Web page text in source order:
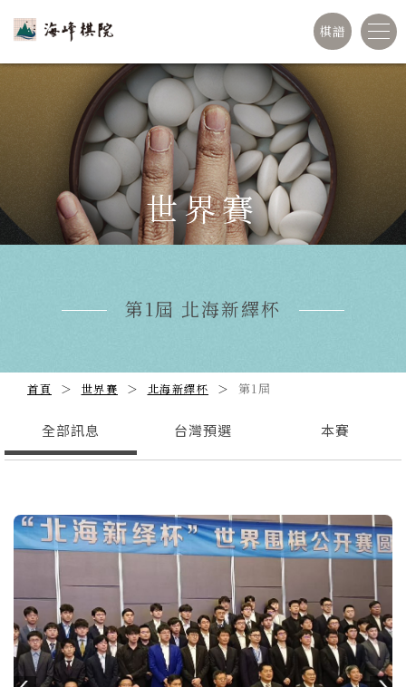
棋譜
世界賽
第1屆 北海新繹杯
首頁 世界賽 北海新繹杯 第1屆
全部訊息 台灣預選 本賽
Previous